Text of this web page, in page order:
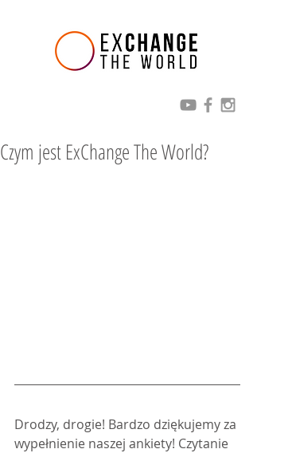
Czym jest ExChange The World?
Drodzy, drogie! Bardzo dziękujemy za
wypełnienie naszej ankiety! Czytanie